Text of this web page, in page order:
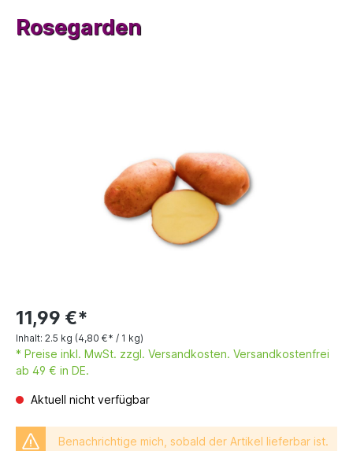
Rosegarden
11,99 €*
Inhalt: 2.5 kg (4,80 €* / 1 kg)
* Preise inkl. MwSt. zzgl. Versandkosten. Versandkostenfrei
ab 49 € in DE.
Aktuell nicht verfügbar
Benachrichtige mich, sobald der Artikel lieferbar ist.